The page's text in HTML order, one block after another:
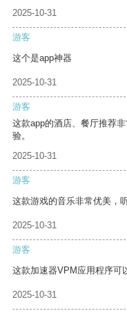
2025-10-31
游客
这个是app神器
2025-10-31
游客
这款app的酒店、餐厅推荐
验。
2025-10-31
游客
这款游戏的音乐非常优美，
2025-10-31
游客
这款加速器VPM应用程序可
2025-10-31